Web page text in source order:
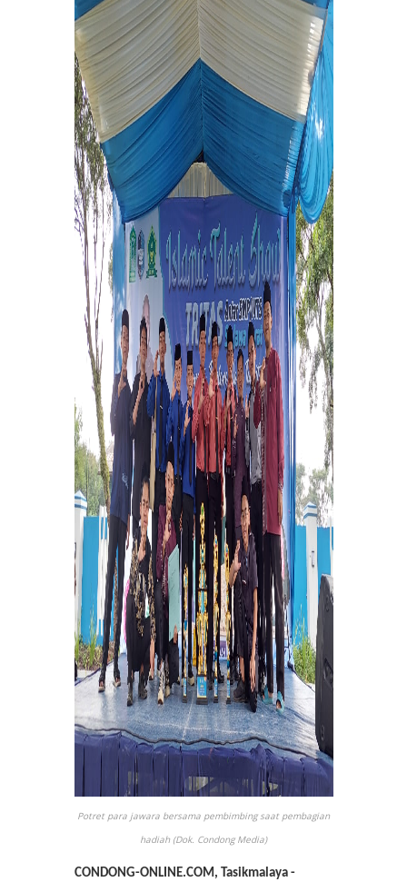
Potret para jawara bersama pembimbing saat pembagian
hadiah (Dok. Condong Media)
CONDONG-ONLINE.COM, Tasikmalaya -